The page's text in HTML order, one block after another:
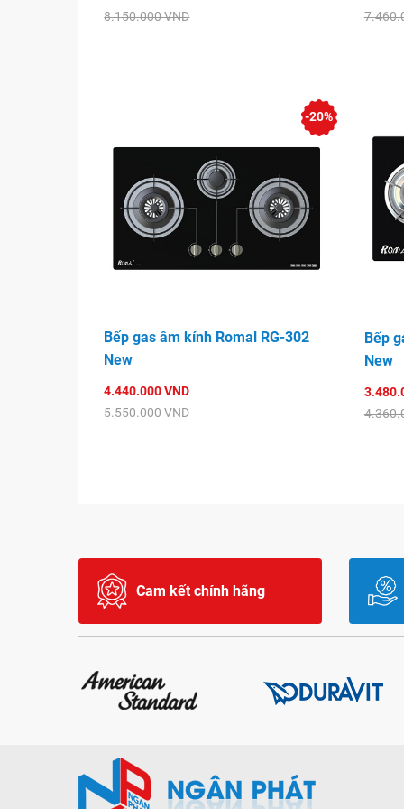
8.150.000 VND
Bếp gas âm kính Romal RG-302
New
4.440.000 VND
5.550.000 VND
-20%
Bếp
New
Cam kết chính hãng